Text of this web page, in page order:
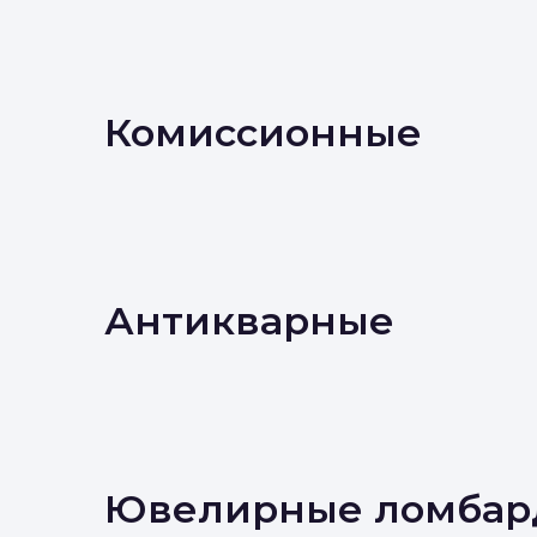
Комиссионные
Антикварные
Ювелирные